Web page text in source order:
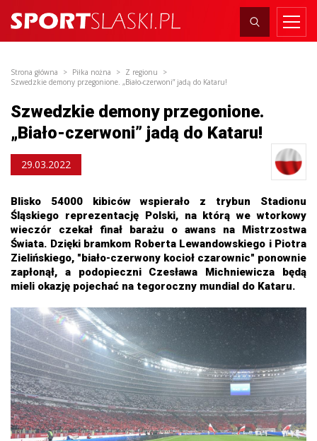
Strona główna Piłka nożna
Z regionu
Szwedzkie demony przegonione. „Biało-czerwoni” jadą do Kataru!
Szwedzkie demony przegonione.
„Biało-czerwoni” jadą do Kataru!
29.03.2022
Blisko 54000 kibiców wspierało z trybun Stadionu
Śląskiego reprezentację Polski, na którą we wtorkowy
wieczór czekał finał barażu o awans na Mistrzostwa
Świata. Dzięki bramkom Roberta Lewandowskiego i Piotra
Zielińskiego, "biało-czerwony kocioł czarownic" ponownie
zapłonął, a podopieczni Czesława Michniewicza będą
mieli okazję pojechać na tegoroczny mundial do Kataru.